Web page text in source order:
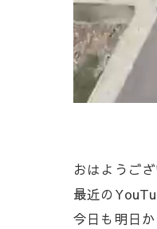
おはようご
最近の
今日も明日